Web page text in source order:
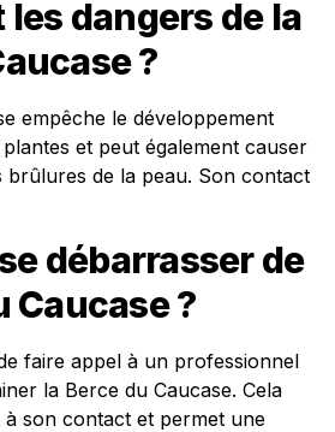
les dangers de la
?
empêche le développement
plantes et peut également causer
brûlures de la peau. Son contact
débarrasser de
Caucase ?
faire appel à un professionnel
la Berce du Caucase. Cela
à son contact et permet une